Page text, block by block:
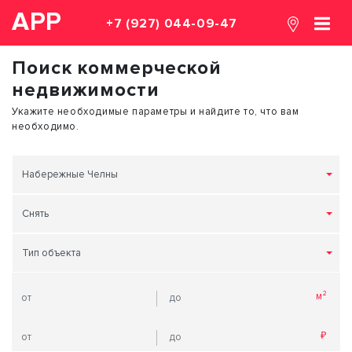
АРР +7 (927) 044-09-47
Поиск коммерческой
недвижимости
Укажите необходимые параметры и найдите то, что вам
необходимо.
Набережные Челны
Снять
Тип объекта